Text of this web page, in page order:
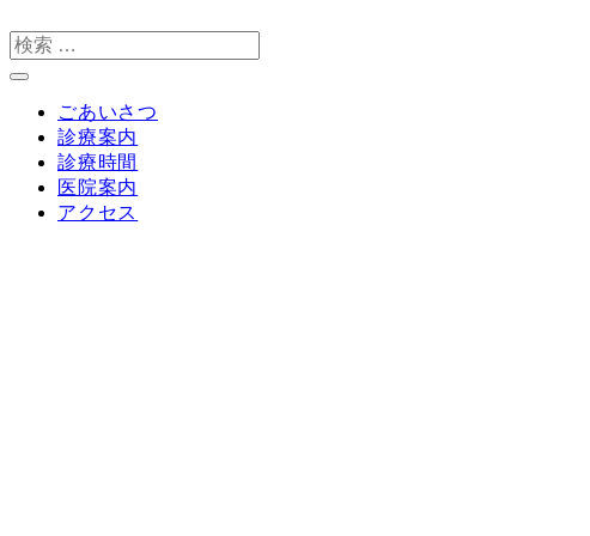
検
索
ごあいさつ
診療案内
診療時間
医院案内
アクセス